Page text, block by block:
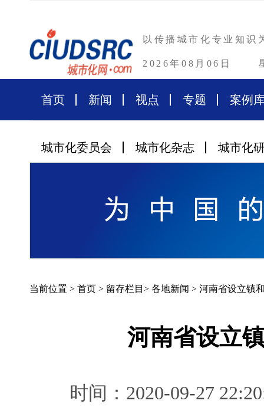
以传播城市化专业知识
2026年08月06日
首页 新闻 视点 专题 案例
城市化委员会 城市化杂志 城市化
当前位置 > 首页 > 留存栏目 > 各地新闻 > 河南省设立镇
河南省设立
时间：2020-09-27